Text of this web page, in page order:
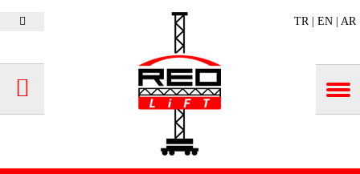
TR| EN| AR